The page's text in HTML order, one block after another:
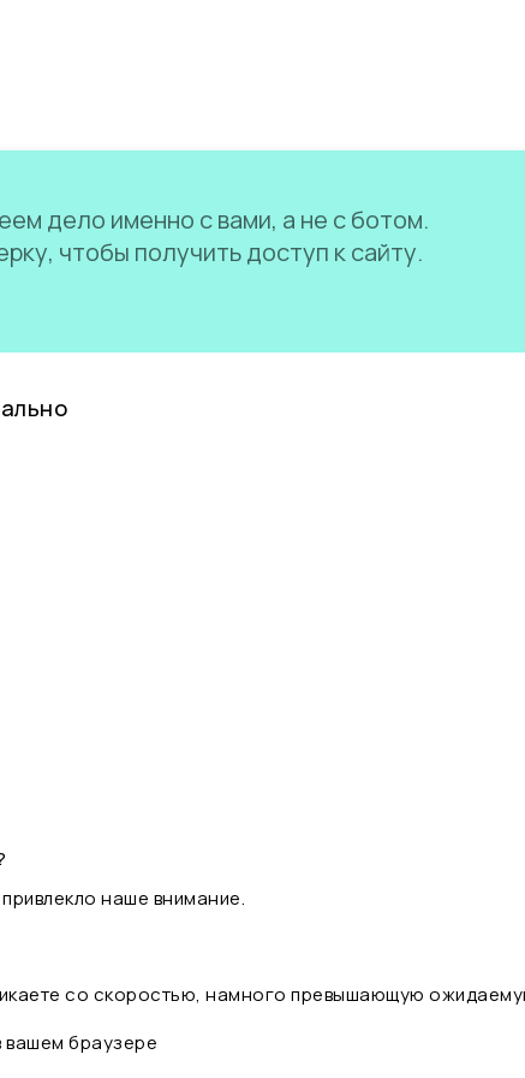
дело именно с вами, а не с ботом.
чтобы получить доступ к сайту.
наше внимание.
со скоростью, намного превышающую
браузере